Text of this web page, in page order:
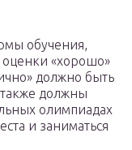
обучения,
«хорошо»
должно быть
должны
олимпиадах
и заниматься